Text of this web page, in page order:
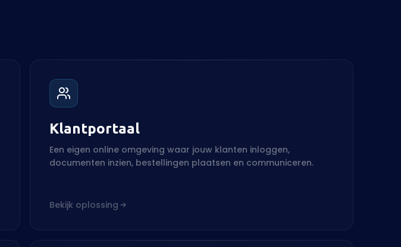
Klantportaal
Een eigen online omgeving waar jouw klanten inloggen,
documenten inzien, bestellingen plaatsen en communiceren.
Bekijk oplossing